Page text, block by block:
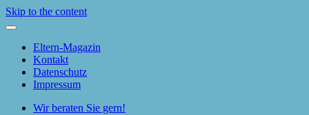
Skip to the content
Eltern-Magazin
Kontakt
Datenschutz
Impressum
Wir beraten Sie gern!